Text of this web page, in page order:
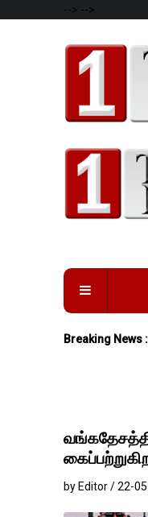
--> -->
Breaking News :
by Editor / 22-